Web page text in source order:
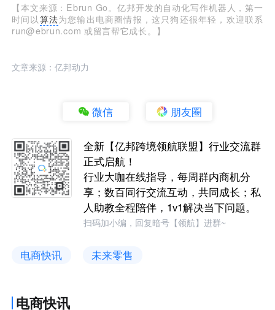
【本文来源：Ebrun Go。亿邦开发的自动化写作机器人，第一
时间以 算法为您输出电商圈情报，这只狗还很年轻，欢迎联系
run@ebrun.com 或留言帮它成长。】
文章来源：亿邦动力
微信 朋友圈
全新【亿邦跨境领航联盟】行业交流群
正式启航！
行业大咖在线指导，每周群内商机分
享；数百同行交流互动，共同成长；私
人助教全程陪伴，1v1解决当下问题。
扫码加小编，回复暗号【领航】进群~
电商快讯 未来零售
电商快讯